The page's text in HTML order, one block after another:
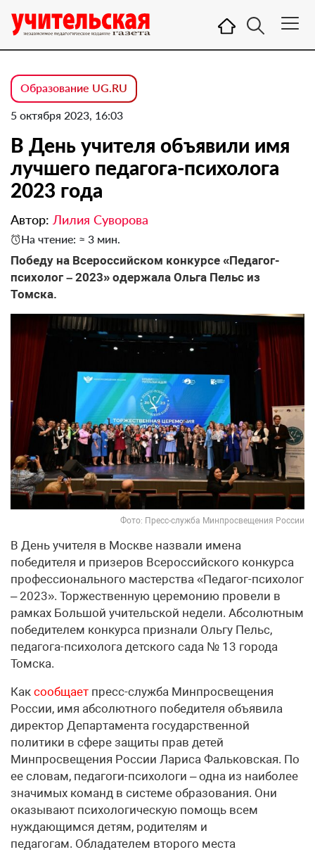
Образование UG.RU
5 октября 2023, 16:03
В День учителя объявили имя
лучшего педагога-психолога
2023 года
Автор: Лилия Суворова
На чтение: ≈ 3 мин.
Победу на Всероссийском конкурсе «Педагог-
психолог – 2023» одержала Ольга Пельс из
Томска.
Фото: Пресс-служба Минпросвещения России
В День учителя в Москве назвали имена
победителя и призеров Всероссийского конкурса
профессионального мастерства «Педагог-психолог
– 2023». Торжественную церемонию провели в
рамках Большой учительской недели. Абсолютным
победителем конкурса признали Ольгу Пельс,
педагога-психолога детского сада № 13 города
Томска.
Как сообщает пресс-служба Минпросвещения
России, имя абсолютного победителя объявила
директор Департамента государственной
политики в сфере защиты прав детей
Минпросвещения России Лариса Фальковская. По
ее словам, педагоги-психологи – одна из наиболее
значимых команд в системе образования. Они
оказывают психологическую помощь всем
нуждающимся детям, родителям и
педагогам. Обладателем второго места